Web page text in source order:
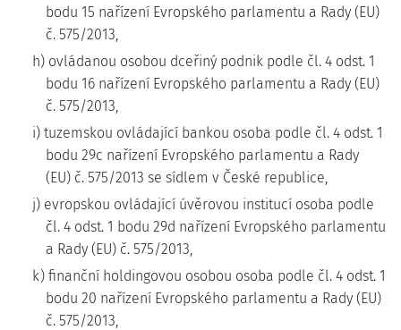
bodu 15 nařízení Evropského parlamentu a Rady (EU)
č. 575/2013,
h) ovládanou osobou dceřiný podnik podle čl. 4 odst. 1
bodu 16 nařízení Evropského parlamentu a Rady (EU)
č. 575/2013,
i) tuzemskou ovládající bankou osoba podle čl. 4 odst. 1
bodu 29c nařízení Evropského parlamentu a Rady
(EU) č. 575/2013 se sídlem v České republice,
j) evropskou ovládající úvěrovou institucí osoba podle
čl. 4 odst. 1 bodu 29d nařízení Evropského parlamentu
a Rady (EU) č. 575/2013,
k) finanční holdingovou osobou osoba podle čl. 4 odst. 1
bodu 20 nařízení Evropského parlamentu a Rady (EU)
č. 575/2013,